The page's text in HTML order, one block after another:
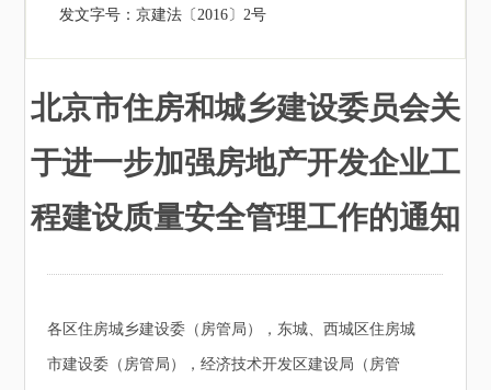
发文字号：京建法〔2016〕2号
北京市住房和城乡建设委员会关
于进一步加强房地产开发企业工
程建设质量安全管理工作的通知
各区住房城乡建设委（房管局），东城、西城区住房城
市建设委（房管局），经济技术开发区建设局（房管